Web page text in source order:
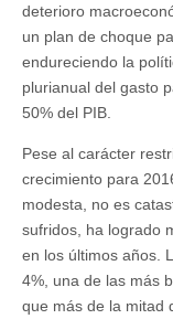
deterioro
un plan de choque
endureciendo la
plurianual del gasto
50% del PIB.
Pese al carácter
crecimiento para
modesta, no es
sufridos, ha logrado
en los últimos años.
4%, una de las más
que más de la mitad